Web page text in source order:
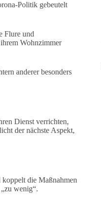
Politik gebeutelt
Flure und
Wohnzimmer
anderer besonders
Dienst verrichten,
der nächste Aspekt,
die Maßnahmen
wenig“.